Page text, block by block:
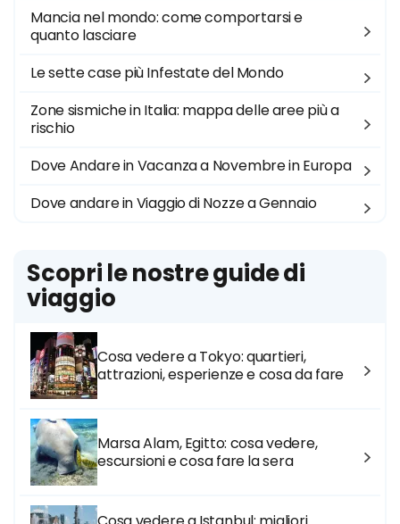
Mancia nel mondo: come comportarsi e
quanto lasciare
Le sette case più Infestate del Mondo
Zone sismiche in Italia: mappa delle aree più a
rischio
Dove Andare in Vacanza a Novembre in Europa
Dove andare in Viaggio di Nozze a Gennaio
Scopri le nostre guide di
viaggio
Cosa vedere a Tokyo: quartieri,
attrazioni, esperienze e cosa da fare
Marsa Alam, Egitto: cosa vedere,
escursioni e cosa fare la sera